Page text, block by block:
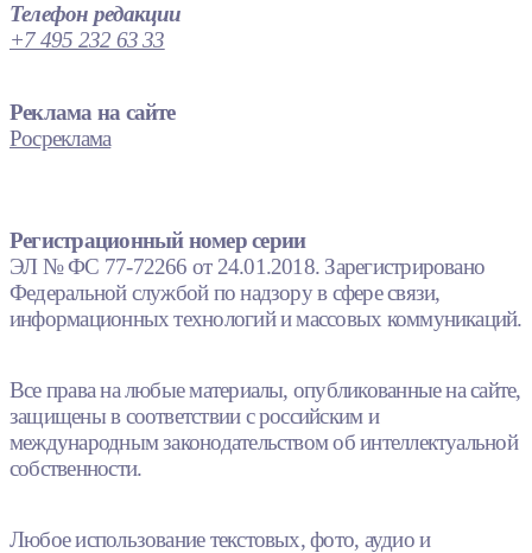
Телефон редакции
+7 495 232 63 33
Реклама на сайте
Росреклама
Регистрационный номер серии
ЭЛ № ФС 77-72266 от 24.01.2018. Зарегистрировано
Федеральной службой по надзору в сфере связи,
информационных технологий и массовых коммуникаций.
Все права на любые материалы, опубликованные на сайте,
защищены в соответствии с российским и
международным законодательством об интеллектуальной
собственности.
Любое использование текстовых, фото, аудио и